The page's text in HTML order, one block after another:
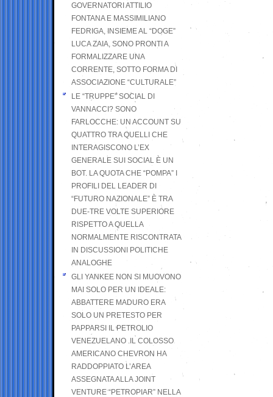
GOVERNATORI ATTILIO
FONTANA E MASSIMILIANO
FEDRIGA, INSIEME AL “DOGE”
LUCA ZAIA, SONO PRONTI A
FORMALIZZARE UNA
CORRENTE, SOTTO FORMA DI
ASSOCIAZIONE “CULTURALE”
LE “TRUPPE” SOCIAL DI
VANNACCI? SONO
FARLOCCHE: UN ACCOUNT SU
QUATTRO TRA QUELLI CHE
INTERAGISCONO L’EX
GENERALE SUI SOCIAL È UN
BOT. LA QUOTA CHE “POMPA” I
PROFILI DEL LEADER DI
“FUTURO NAZIONALE” È TRA
DUE-TRE VOLTE SUPERIORE
RISPETTO A QUELLA
NORMALMENTE RISCONTRATA
IN DISCUSSIONI POLITICHE
ANALOGHE
GLI YANKEE NON SI MUOVONO
MAI SOLO PER UN IDEALE:
ABBATTERE MADURO ERA
SOLO UN PRETESTO PER
PAPPARSI IL PETROLIO
VENEZUELANO .IL COLOSSO
AMERICANO CHEVRON HA
RADDOPPIATO L’AREA
ASSEGNATA ALLA JOINT
VENTURE “PETROPIAR” NELLA